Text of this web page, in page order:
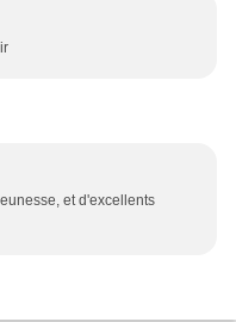
et d'excellents